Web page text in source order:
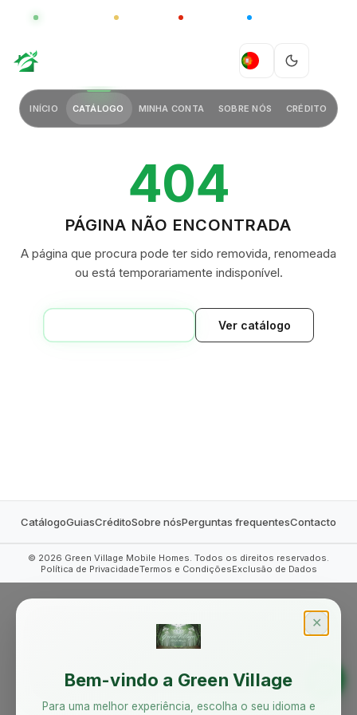
CHINA
PT
INÍCIO CATÁLOGO MINHA CONTA SOBRE NÓS CRÉDITO
404
PÁGINA NÃO ENCONTRADA
A página que procura pode ter sido removida, renomeada
ou está temporariamente indisponível.
Ver catálogo
CatálogoGuiasCréditoSobre nósPerguntas frequentesContacto
© 2026 Green Village Mobile Homes. Todos os direitos reservados.
Política de PrivacidadeTermos e CondiçõesExclusão de Dados
✕
Bem-vindo a Green Village
Para uma melhor experiência, escolha o seu idioma e